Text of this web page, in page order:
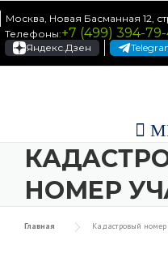
Skip to content
Москва, Новая Басманная 12,
Телефоны:+7 (499) 394-
Яндекс.Дзен
НОМЕР
Главная Кадастровый номер